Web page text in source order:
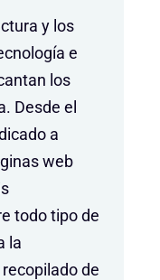
y los
e
los
Desde el
a
web
todo tipo de
la
de